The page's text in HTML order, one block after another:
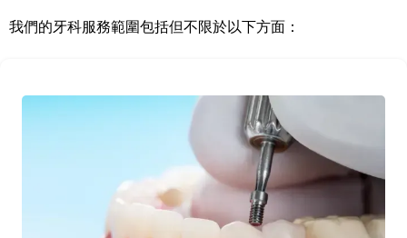
我們的牙科服務範圍包括但不限於以下方面：